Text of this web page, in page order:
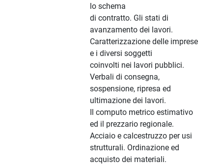
lo schema
di contratto. Gli stati di
avanzamento dei lavori.
Caratterizzazione delle imprese
e i diversi soggetti
coinvolti nei lavori pubblici.
Verbali di consegna,
sospensione, ripresa ed
ultimazione dei lavori.
Il computo metrico estimativo
ed il prezzario regionale.
Acciaio e calcestruzzo per usi
strutturali. Ordinazione ed
acquisto dei materiali.